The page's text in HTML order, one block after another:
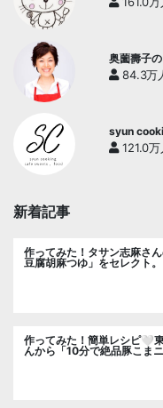
奥薗壽子
ネル】
84.3万
syun
121.0万
新着記事
作ってみた！タサン志麻さ
豆腐胡麻つゆ」をセレクト。
作ってみた！簡単レシピ🤍
んから「10分で絶品豚こま
戦。